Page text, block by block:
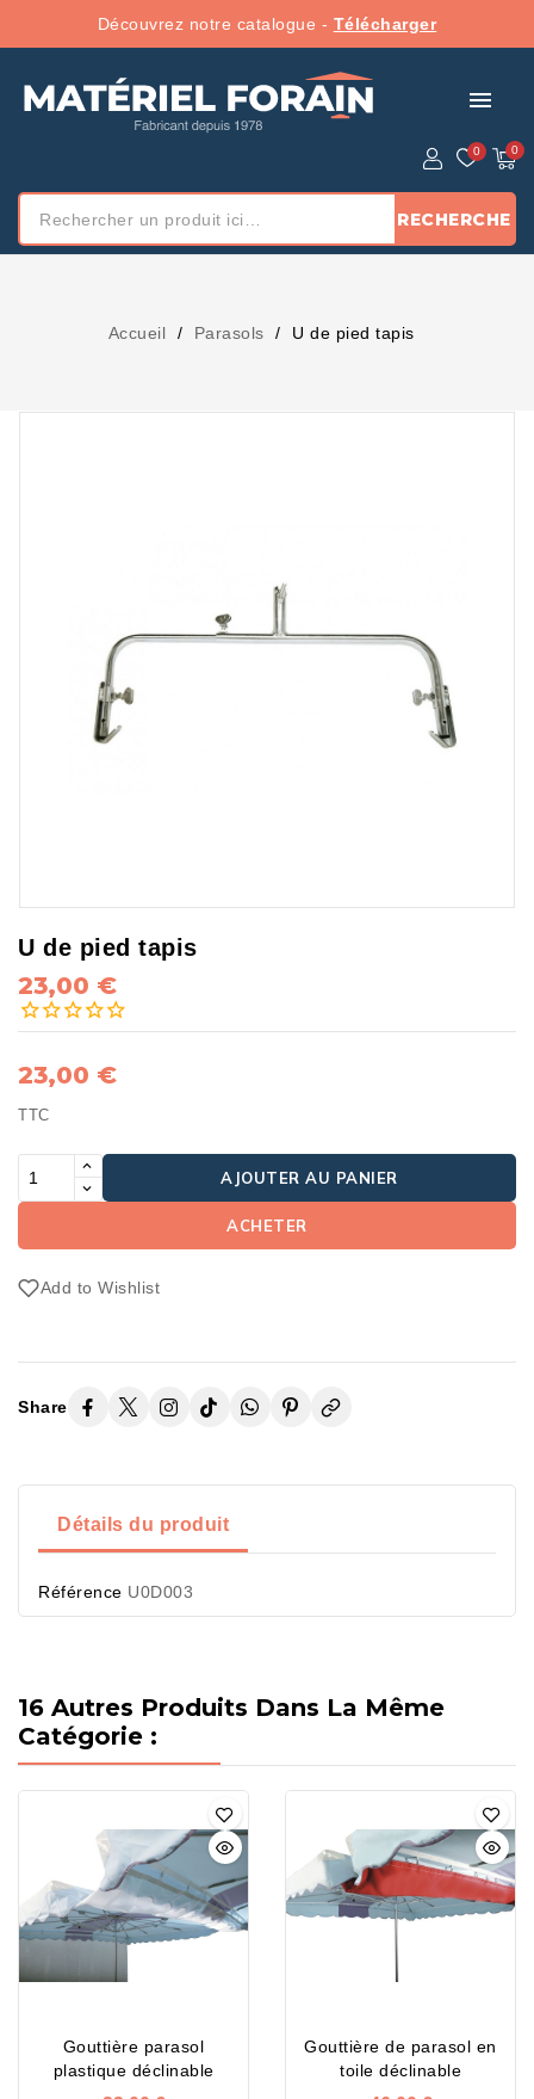
Découvrez notre catalogue - Télécharger
menu
RECHERCHE
Accueil Parasols U de pied tapis
U de pied tapis
23,00 €
23,00 €
TTC
AJOUTER AU PANIER
ACHETER
Add to Wishlist
Share
Détails du produit
Référence U0D003
16 Autres Produits Dans La Même
Catégorie :
Gouttière parasol
plastique déclinable
Gouttière de parasol en
toile déclinable